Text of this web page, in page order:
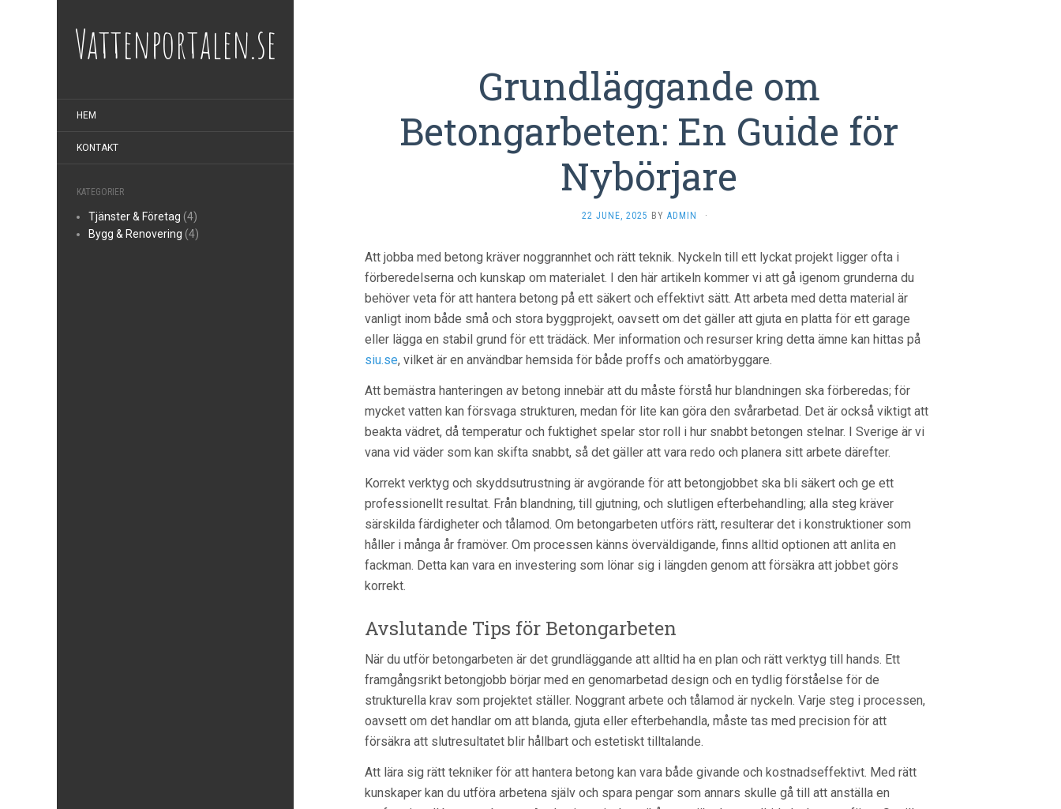
Vattenportalen.se
HEM
KONTAKT
KATEGORIER
Tjänster & Företag (4)
Bygg & Renovering (4)
Grundläggande om
Betongarbeten: En Guide för
Nybörjare
22 JUNE, 2025 BY ADMIN ·
Att jobba med betong kräver noggrannhet och rätt teknik. Nyckeln till ett lyckat projekt ligger ofta i
förberedelserna och kunskap om materialet. I den här artikeln kommer vi att gå igenom grunderna du
behöver veta för att hantera betong på ett säkert och effektivt sätt. Att arbeta med detta material är
vanligt inom både små och stora byggprojekt, oavsett om det gäller att gjuta en platta för ett garage
eller lägga en stabil grund för ett trädäck. Mer information och resurser kring detta ämne kan hittas på
siu.se, vilket är en användbar hemsida för både proffs och amatörbyggare.
Att bemästra hanteringen av betong innebär att du måste förstå hur blandningen ska förberedas; för
mycket vatten kan försvaga strukturen, medan för lite kan göra den svårarbetad. Det är också viktigt att
beakta vädret, då temperatur och fuktighet spelar stor roll i hur snabbt betongen stelnar. I Sverige är vi
vana vid väder som kan skifta snabbt, så det gäller att vara redo och planera sitt arbete därefter.
Korrekt verktyg och skyddsutrustning är avgörande för att betongjobbet ska bli säkert och ge ett
professionellt resultat. Från blandning, till gjutning, och slutligen efterbehandling; alla steg kräver
särskilda färdigheter och tålamod. Om betongarbeten utförs rätt, resulterar det i konstruktioner som
håller i många år framöver. Om processen känns överväldigande, finns alltid optionen att anlita en
fackman. Detta kan vara en investering som lönar sig i längden genom att försäkra att jobbet görs
korrekt.
Avslutande Tips för Betongarbeten
När du utför betongarbeten är det grundläggande att alltid ha en plan och rätt verktyg till hands. Ett
framgångsrikt betongjobb börjar med en genomarbetad design och en tydlig förståelse för de
strukturella krav som projektet ställer. Noggrant arbete och tålamod är nyckeln. Varje steg i processen,
oavsett om det handlar om att blanda, gjuta eller efterbehandla, måste tas med precision för att
försäkra att slutresultatet blir hållbart och estetiskt tilltalande.
Att lära sig rätt tekniker för att hantera betong kan vara både givande och kostnadseffektivt. Med rätt
kunskaper kan du utföra arbetena själv och spara pengar som annars skulle gå till att anställa en